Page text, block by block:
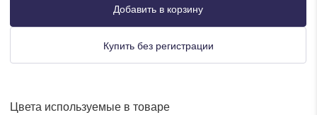
- 15:00
Добавить в корзину
Купить без регистрации
Цвета используемые в товаре